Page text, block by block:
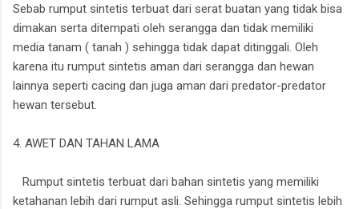
Sebab rumput sintetis terbuat dari serat buatan yang tidak bisa
dimakan serta ditempati oleh serangga dan tidak memiliki
media tanam ( tanah ) sehingga tidak dapat ditinggali. Oleh
karena itu rumput sintetis aman dari serangga dan hewan
lainnya seperti cacing dan juga aman dari predator-predator
hewan tersebut.
4. AWET DAN TAHAN LAMA
Rumput sintetis terbuat dari bahan sintetis yang memiliki
ketahanan lebih dari rumput asli. Sehingga rumput sintetis lebih